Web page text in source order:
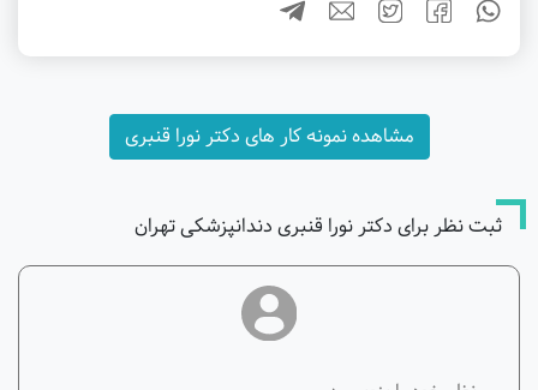
مشاهده نمونه کار های دکتر نورا قنبری
ثبت نظر برای دکتر نورا قنبری دندانپزشکی تهران